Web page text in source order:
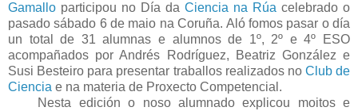
Gamallo participou no Día da Ciencia na Rúa celebrado o
pasado sábado 6 de maio na Coruña. Aló fomos pasar o día
un total de 31 alumnas e alumnos de 1º, 2º e 4º ESO
acompañados por Andrés Rodríguez, Beatriz González e
Susi Besteiro para presentar traballos realizados no Club de
Ciencia e na materia de Proxecto Competencial.
Nesta edición o noso alumnado explicou moitos e